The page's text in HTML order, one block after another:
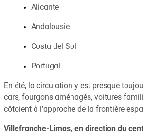
Alicante
Andalousie
Costa del Sol
Portugal
En été, la circulation y est presque
cars, fourgons aménagés, voitures
côtoient à l'approche de la frontière
Villefranche-Limas, en direction du